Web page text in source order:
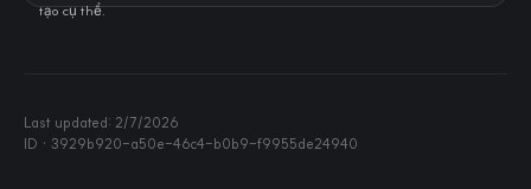
tạo cụ thể.
Last updated: 2/7/2026
ID · 3929b920-a50e-46c4-b0b9-f9955de24940